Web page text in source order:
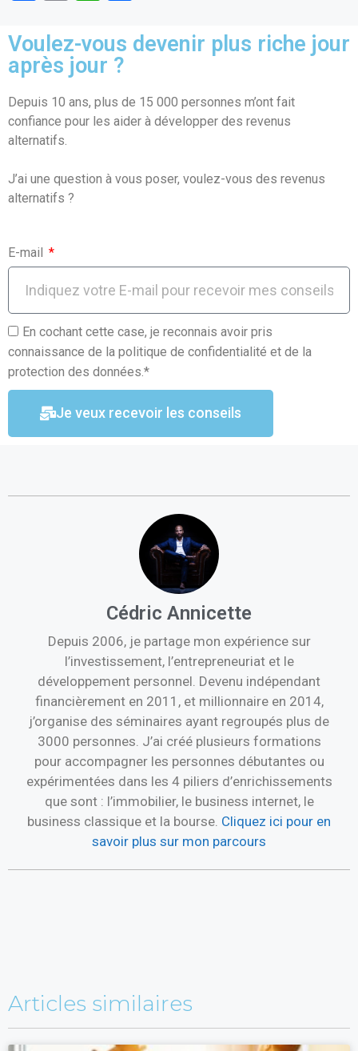
ce
b
o
o
k
ail at
s
A
p
ta
er
Voulez-vous devenir plus riche jour
après jour ?
Depuis 10 ans, plus de 15 000 personnes m’ont fait
confiance pour les aider à développer des revenus
alternatifs.
J’ai une question à vous poser, voulez-vous des revenus
alternatifs ?
E-mail
En cochant cette case, je reconnais avoir pris
connaissance de la politique de confidentialité et de la
protection des données.*
Je veux recevoir les conseils
Cédric Annicette
Depuis 2006, je partage mon expérience sur
l’investissement, l’entrepreneuriat et le
développement personnel. Devenu indépendant
financièrement en 2011, et millionnaire en 2014,
j’organise des séminaires ayant regroupés plus de
3000 personnes. J’ai créé plusieurs formations
pour accompagner les personnes débutantes ou
expérimentées dans les 4 piliers d’enrichissements
que sont : l’immobilier, le business internet, le
business classique et la bourse. Cliquez ici pour en
savoir plus sur mon parcours
Articles similaires